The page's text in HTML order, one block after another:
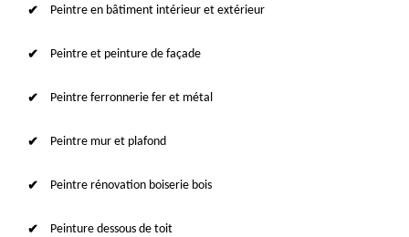
Peintre en bâtiment intérieur et extérieur
Peintre et peinture de façade
Peintre ferronnerie fer et métal
Peintre mur et plafond
Peintre rénovation boiserie bois
Peinture dessous de toit